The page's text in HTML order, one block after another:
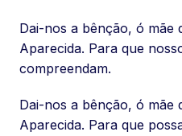
Dai-nos a bênção, ó mãe
Aparecida. Para que
compreendam.
Dai-nos a bênção, ó mãe
Aparecida. Para que